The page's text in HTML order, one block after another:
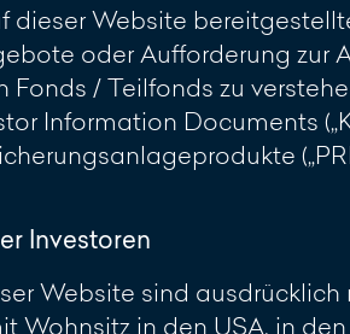
dieser Website
oder Aufforderung
/ Teilfonds zu
Information Documents
Investoren
Website sind
Wohnsitz in den USA, in